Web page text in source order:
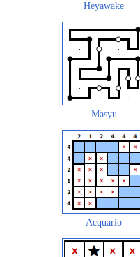
Heyawake
Masyu
Acquario